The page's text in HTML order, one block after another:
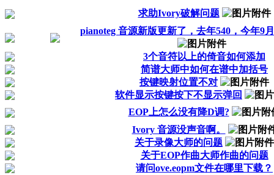
求助Ivory破解问题
pianoteg 音源新版更新了，去年540，今年9
3个音符以上的倚音如何添加
简谱大师中如何在谱中加括号
按键映射位置不对
软件显示按键按下不显示弹回
EOP上怎么没有降D调?
Ivory 音源没声音啊。
关于录像大师的问题
关于EOP作曲大师作曲的问题
请问ove.eopm文件在哪里下载？